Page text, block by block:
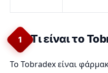
1 Τι είναι το
Το Tobradex είναι